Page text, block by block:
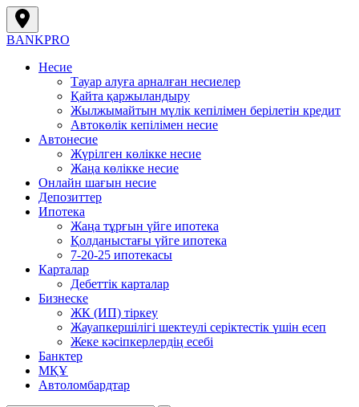
BANKPRO
Несие
Тауар алуға арналған несиелер
Қайта қаржыландыру
Жылжымайтын мүлік кепілімен берілетін кредит
Автокөлік кепілімен несие
Автонесие
Жүрілген көлікке несие
Жаңа көлікке несие
Онлайн шағын несие
Депозиттер
Ипотека
Жаңа тұрғын үйге ипотека
Қолданыстағы үйге ипотека
7-20-25 ипотекасы
Карталар
Дебеттік карталар
Бизнеске
ЖК (ИП) тіркеу
Жауапкершілігі шектеулі серіктестік үшін есеп
Жеке кәсіпкерлердің есебі
Банктер
МҚҰ
Автоломбардтар